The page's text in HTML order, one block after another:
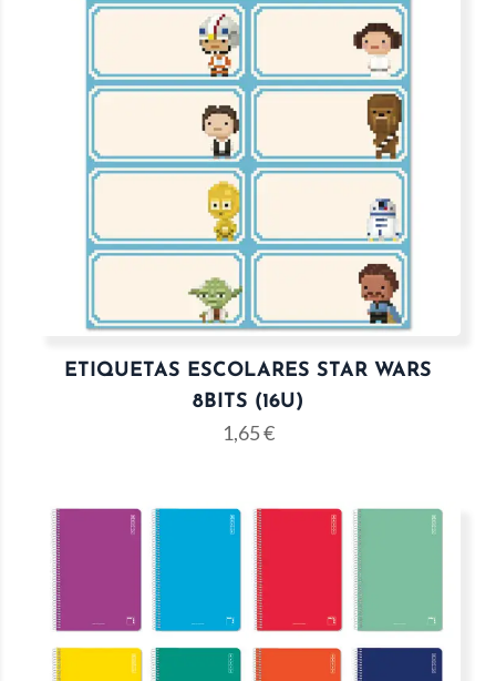
ETIQUETAS ESCOLARES STAR WARS
8BITS (16U)
1,65€